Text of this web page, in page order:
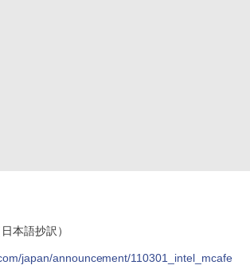
本語抄訳）
japan/announcement/110301_intel_mcafe